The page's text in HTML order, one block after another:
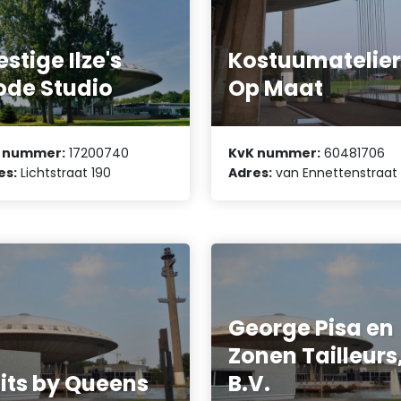
Ilze's
Studio
nummer: 17200740
Lichtstraat 190
Kostuumatelier
Op Maat
KvK nummer: 60481706
Adres: van Ennettenstraat
by Queens
George Pisa en
Zonen
B.V.